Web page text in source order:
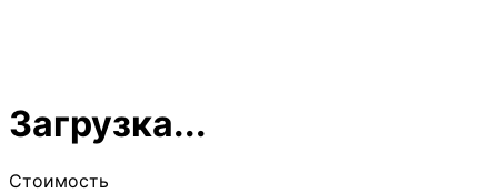
Загрузка...
Стоимость